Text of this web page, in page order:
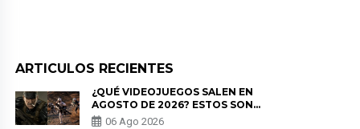
ARTICULOS RECIENTES
¿QUÉ VIDEOJUEGOS SALEN EN
AGOSTO DE 2026? ESTOS SON
LOS ESTRENOS MÁS ESPERADOS
06 Ago 2026